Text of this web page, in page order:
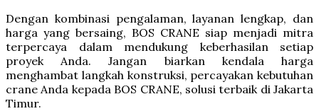
Dengan kombinasi pengalaman, layanan lengkap, dan
harga yang bersaing, BOS CRANE siap menjadi mitra
terpercaya dalam mendukung keberhasilan setiap
proyek Anda. Jangan biarkan kendala harga
menghambat langkah konstruksi, percayakan kebutuhan
crane Anda kepada BOS CRANE, solusi terbaik di Jakarta
Timur.